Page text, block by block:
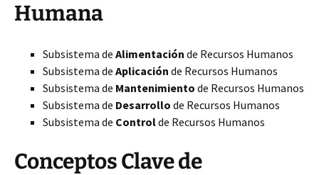
Humana
Subsistema de Alimentación de Recursos Humanos
Subsistema de Aplicación de Recursos Humanos
Subsistema de Mantenimiento de Recursos Humanos
Subsistema de Desarrollo de Recursos Humanos
Subsistema de Controlde Recursos Humanos
Conceptos Clave de